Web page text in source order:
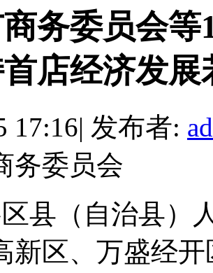
务委员会
首店经济发
17:16| 发布者:
务委员会
县（自治县）
新区、万盛经